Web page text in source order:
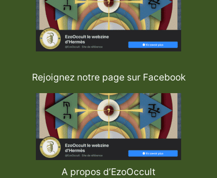
Rejoignez notre page sur Facebook
A propos d’EzoOccult